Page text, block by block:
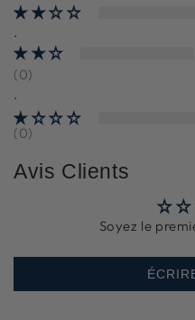
.
(0)
.
(0)
Avis Clients
Soyez le